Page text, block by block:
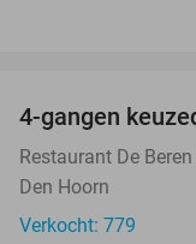
4-gangen
Restaurant De
Den Hoorn
Verkocht: 779